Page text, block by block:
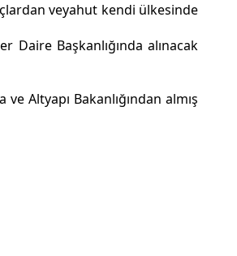
veyahut kendi ülkesinde
Başkanlığında alınacak
Altyapı Bakanlığından almış